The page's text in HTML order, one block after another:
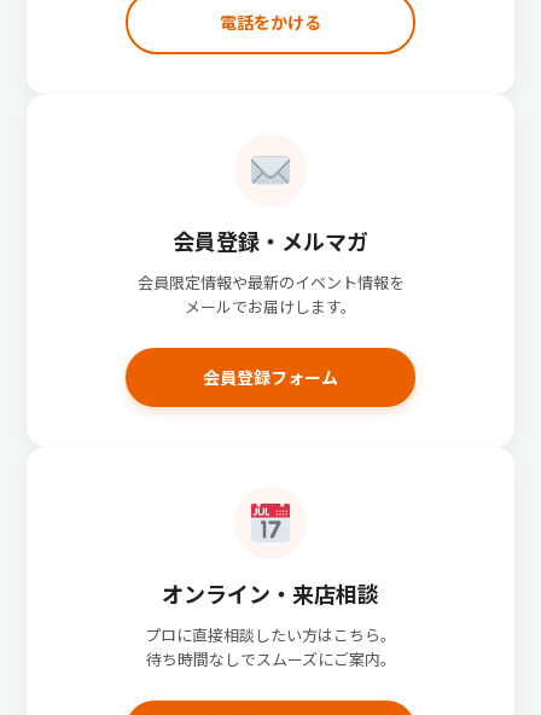
電話をかける
会員登録・メルマガ
会員限定情報や最新のイベント情報を
メールでお届けします。
会員登録フォーム
オンライン・来店相談
プロに直接相談したい方はこちら。
待ち時間なしでスムーズにご案内。